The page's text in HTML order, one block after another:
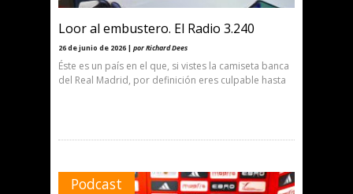
Loor al embustero. El Radio 3.240
26 de junio de 2026 | por Richard Dees
Éste es un país en el que, si vistes la camiseta banca
del Real Madrid, por definición eres culpable hasta
Podcast